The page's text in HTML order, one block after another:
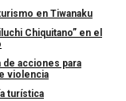
en Tiwanaku
Chiquitano” en el
acciones para
violencia
turística